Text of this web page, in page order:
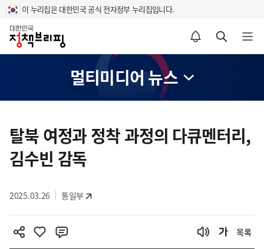
이 누리집은 대한민국 공식 전자정부 누리집입니다.
홈
알림설정 바로가기 검색 바로가기 메뉴 열기
멀티미디어 뉴스
텐
츠
영
탈북 여정과 정착 과정의 다큐멘터리,
김수빈 감독
2025.03.26 통일부
목록